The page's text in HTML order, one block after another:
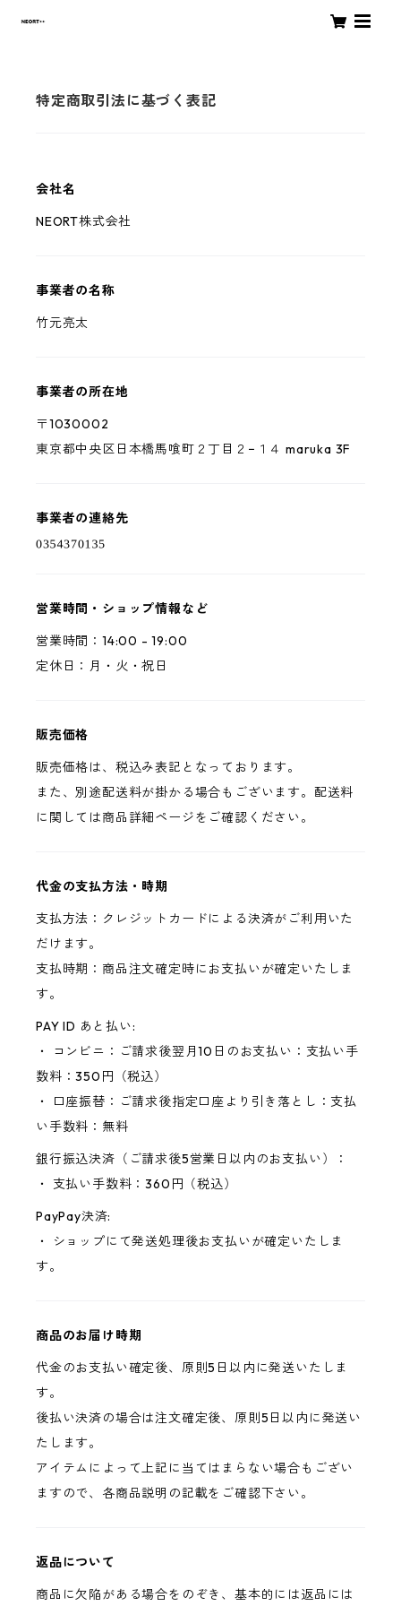
特定商取引法に基づく表記
会社名
NEORT株式会社
事業者の名称
竹元亮太
事業者の所在地
〒1030002
東京都中央区日本橋馬喰町２丁目２−１４ maruka 3F
事業者の連絡先
営業時間・ショップ情報など
営業時間：14:00 - 19:00
定休日：月・火・祝日
販売価格
販売価格は、税込み表記となっております。
また、別途配送料が掛かる場合もございます。配送料
に関しては商品詳細ページをご確認ください。
代金の支払方法・時期
支払方法：クレジットカードによる決済がご利用いた
だけます。
支払時期：商品注文確定時にお支払いが確定いたしま
す。
PAY ID あと払い:
・ コンビニ：ご請求後翌月10日のお支払い：支払い手
数料：350円（税込）
・ 口座振替：ご請求後指定口座より引き落とし：支払
い手数料：無料
銀行振込決済（ご請求後5営業日以内のお支払い）：
・ 支払い手数料：360円（税込）
PayPay決済:
・ ショップにて発送処理後お支払いが確定いたしま
す。
商品のお届け時期
代金のお支払い確定後、原則5日以内に発送いたしま
す。
後払い決済の場合は注文確定後、原則5日以内に発送い
たします。
アイテムによって上記に当てはまらない場合もござい
ますので、各商品説明の記載をご確認下さい。
返品について
商品に欠陥がある場合をのぞき、基本的には返品には